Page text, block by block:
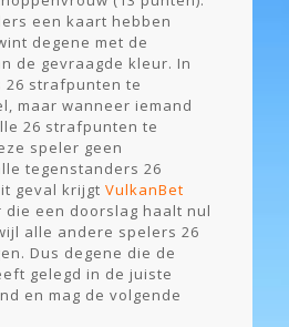
een kaart hebben
degene met de
de gevraagde kleur. In
strafpunten te
maar wanneer iemand
26 strafpunten te
speler geen
tegenstanders 26
geval krijgt VulkanBet
die een doorslag haalt nul
alle andere spelers 26
Dus degene die de
gelegd in de juiste
en mag de volgende